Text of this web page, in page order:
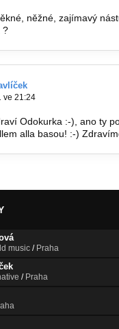
něžné, zajímavý
?
ve 21:24
Odokurka :-), ano ty
alla basou! :-)
music / Praha
/ Praha